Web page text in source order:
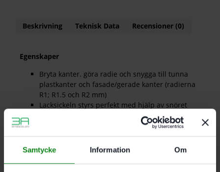
Samtycke Information Om
Beskrivning Teknisk Data Recensioner (0)
Egenskaper
Bryta kanter. göra radie och snygga till tunna
plastkanter och fasade/gerade kanter (radierna
R1; R1.5 och R2 mm)
Lacksickeln styrs perfekt med hjälp av snöret
Mycket långlivad och slittålig tack vare
Putsning av de sista ojämnheterna efter
kantfräsningen (plastkanter) utan att
arbetsobjektets yta skadas
Polera bort ojämnheter som uppstått under